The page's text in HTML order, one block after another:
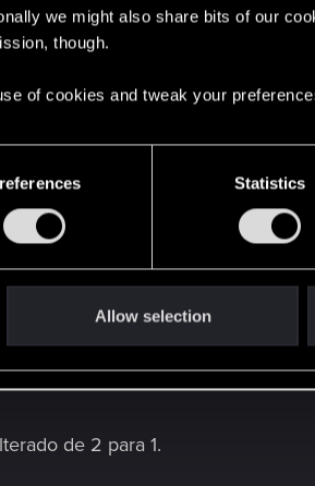
we might also share bits of our
though.
of cookies and tweak your
Statistics
Allow selection
refletir a alteração do Hotfix
7 para 6.
16 para 15.
em 1.
de 2 para 1.